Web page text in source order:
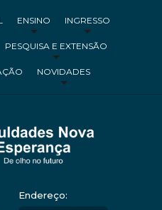
ENSINO INGRESSO
PESQUISA E EXTENSÃO
NOVIDADES
Endereço: